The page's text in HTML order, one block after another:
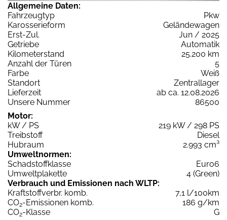
Allgemeine Daten:
Fahrzeugtyp
Pkw
Karosserieform
Geländewagen
Erst-Zul.
Jun / 2025
Getriebe
Automatik
Kilometerstand
25.200 km
Anzahl der Türen
5
Farbe
Weiß
Standort
Zentrallager
Lieferzeit
ab ca. 12.08.2026
Unsere Nummer
86500
Motor:
kW / PS
219 kW / 298 PS
Treibstoff
Diesel
Hubraum
2.993 cm³
Umweltnormen:
Schadstoffklasse
Euro6
Umweltplakette
4 (Green)
Verbrauch und Emissionen nach WLTP:
Kraftstoffverbr. komb.
7,1 l/100km
CO2-Emissionen komb.
186 g/km
CO2-Klasse G